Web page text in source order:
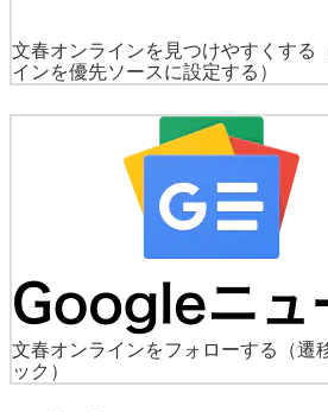
文春オンラインを見つけやすくする
インを優先ソースに設定する）
文春オンラインをフォローする
（
ック）